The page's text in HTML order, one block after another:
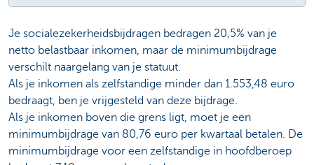
Je socialezekerheidsbijdragen bedragen 20,5% van je
netto belastbaar inkomen, maar de minimumbijdrage
verschilt naargelang van je statuut.
Als je inkomen als zelfstandige minder dan 1.553,48 euro
bedraagt, ben je vrijgesteld van deze bijdrage.
Als je inkomen boven die grens ligt, moet je een
minimumbijdrage van 80,76 euro per kwartaal betalen. De
minimumbijdrage voor een zelfstandige in hoofdberoep